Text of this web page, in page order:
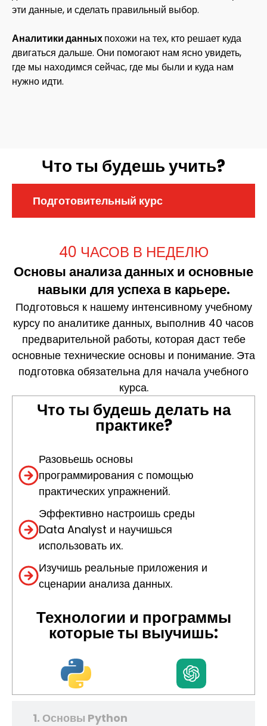
эти данные, и сделать правильный выбор.
Аналитики данныхпохожи на тех, кто решает куда
двигаться дальше. Они помогают нам ясно увидеть,
где мы находимся сейчас, где мы были и куда нам
нужно идти.
Что ты будешь учить?
Подготовительный курс
1. Основы Python
40 ЧАСОВ В НЕДЕЛЮ
Основы анализа данных и основные
навыки для успеха в карьере.​
Подготовься к нашему интенсивному учебному
курсу по аналитике данных, выполнив 40 часов
предварительной работы, которая даст тебе
основные технические основы и понимание. Эта
подготовка обязательна для начала учебного
курса.
Что ты будешь делать на
практике?
Разовьешь основы
программирования с помощью
практических упражнений.
Эффективно настроишь среды
Data Analyst и научишься
использовать их.
Изучишь реальные приложения и
сценарии анализа данных.
Технологии и программы
которые ты выучишь: